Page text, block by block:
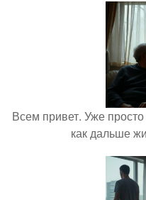
Всем привет. Уже
как дальше